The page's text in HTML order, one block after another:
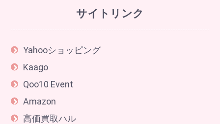
サイトリンク
Yahooショッピング
Kaago
Qoo10 Event
Amazon
高価買取ハル